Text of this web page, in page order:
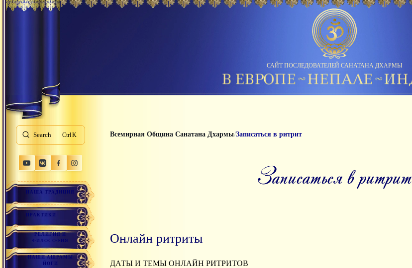
САЙТ ПОСЛЕДОВАТЕЛЕЙ САНАТАНА ДХАРМЫ
Search K
НАША ТРАДИЦИЯ
ПРАКТИКИ
РЕЛИГИЯ И
ФИЛОСОФИЯ
НАШИ АШРАМЫ
ЙОГИ
Всемирная Община Санатана Дхармы/Записаться в ритрит
Записаться в ритрит
Онлайн ритриты
ДАТЫ И ТЕМЫ ОНЛАЙН РИТРИТОВ